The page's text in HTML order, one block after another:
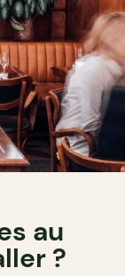
au
?